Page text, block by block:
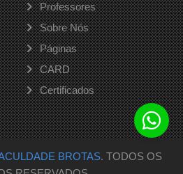
Professores
Sobre Nós
Páginas
CARD
Certificados
BROTAS. TODOS OS